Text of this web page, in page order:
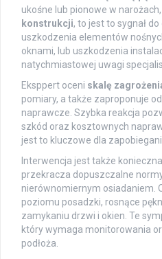
ukośne lub pionowe w
konstrukcji, to jest to sygnał
uszkodzenia elementów
oknami, lub uszkodzenia
natychmiastowej uwagi
Eksppert oceni skalę
pomiary, a także zaproponuje
naprawcze. Szybka reakcja
szkód oraz kosztownych
jest to kluczowe dla
Interwencja jest także
przekracza dopuszczalne
nierównomiernym osiadaniem.
poziomu posadzki, rosnące
zamykaniu drzwi i okien. Te
który wymaga monitorowania
podłoża.